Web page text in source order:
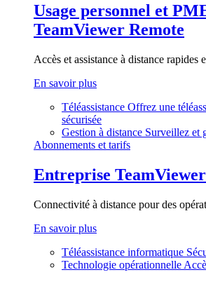
Usage personnel et
TeamViewer Remote
Accès et assistance à distance rapides
En savoir plus
Téléassistance Offrez une
sécurisée
Gestion à distance Surveillez et
Abonnements et tarifs
Entreprise
Connectivité à distance pour des
En savoir plus
Téléassistance informatique
Technologie opérationnelle